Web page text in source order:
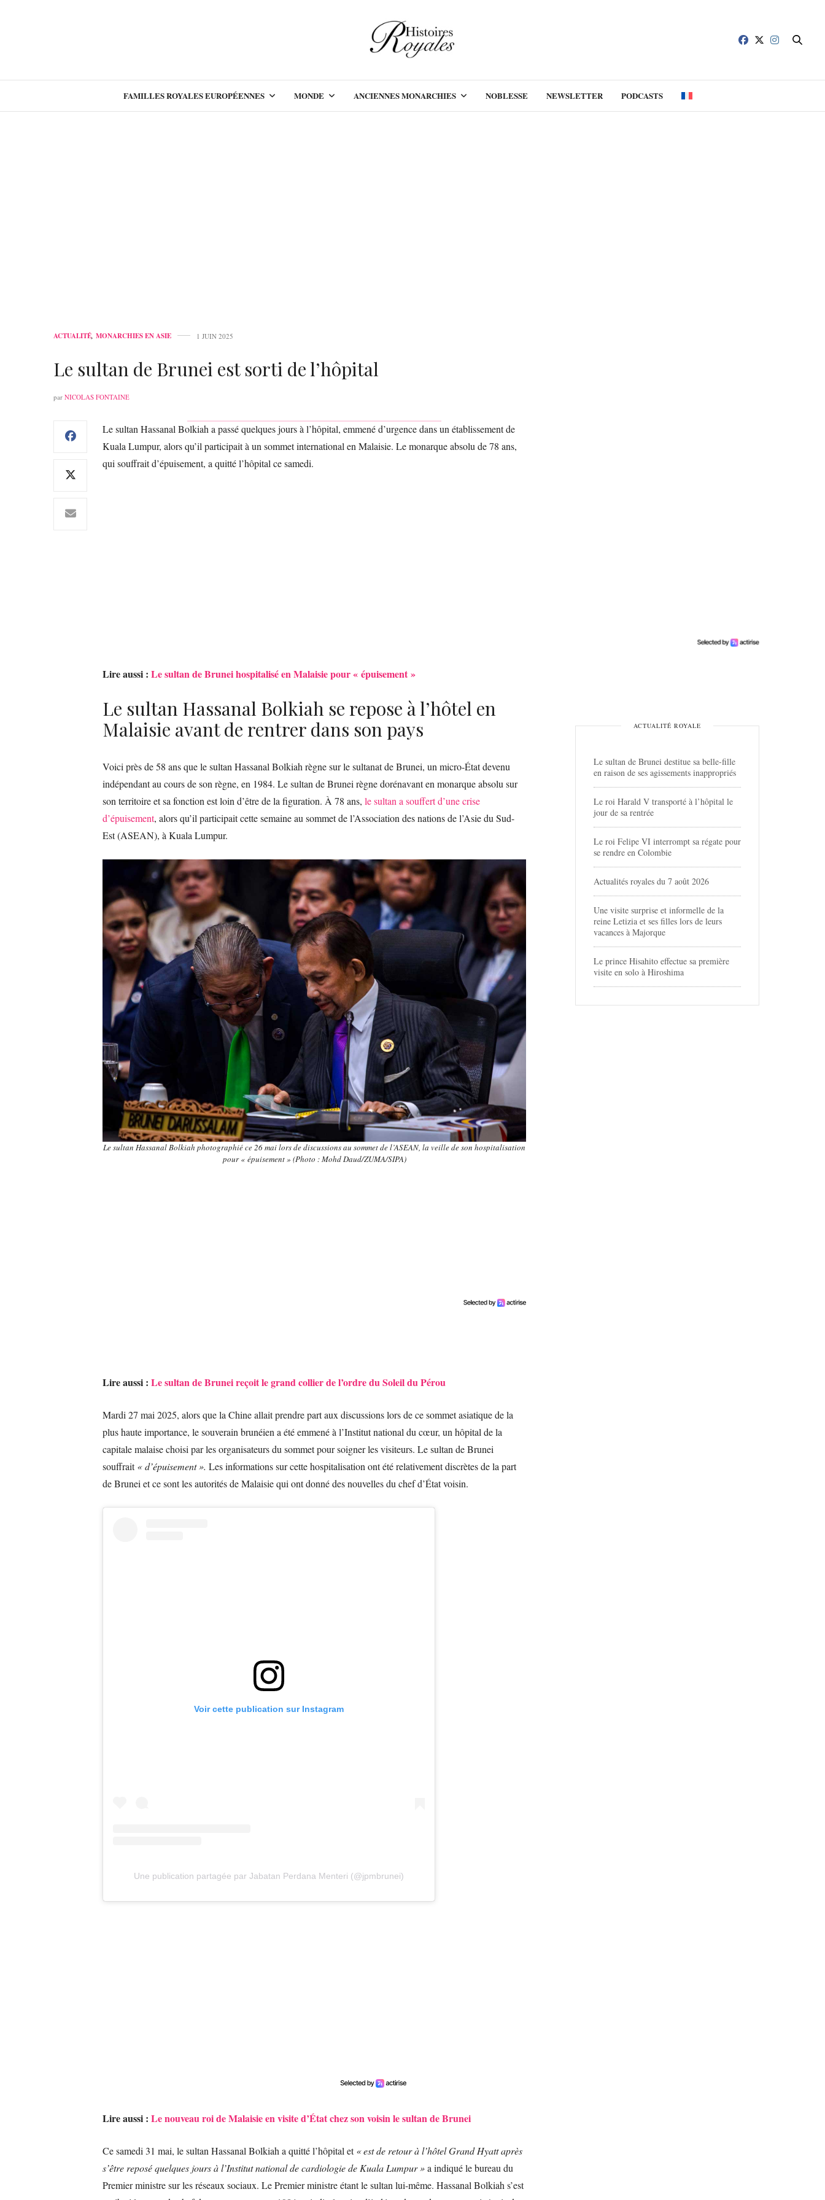
FAMILLES ROYALES EUROPÉENNES MONDE ANCIENNES MONARCHIES NOBLESSE NEWSLETTER PODCASTS
ACTUALITÉ, MONARCHIES EN ASIE 1 JUIN 2025
Le sultan de Brunei est sorti de l’hôpital
par NICOLAS FONTAINE
Le sultan Hassanal Bolkiah a passé quelques jours à l’hôpital, emmené d’urgence dans un établissement de
Kuala Lumpur, alors qu’il participait à un sommet international en Malaisie. Le monarque absolu de 78 ans,
qui souffrait d’épuisement, a quitté l’hôpital ce samedi.
Lire aussi : Le sultan de Brunei hospitalisé en Malaisie pour « épuisement »
Le sultan Hassanal Bolkiah se repose à l’hôtel en
Malaisie avant de rentrer dans son pays
Voici près de 58 ans que le sultan Hassanal Bolkiah règne sur le sultanat de Brunei, un micro-État devenu
indépendant au cours de son règne, en 1984. Le sultan de Brunei règne dorénavant en monarque absolu sur
son territoire et sa fonction est loin d’être de la figuration. À 78 ans, le sultan a souffert d’une crise
d’épuisement, alors qu’il participait cette semaine au sommet de l’Association des nations de l’Asie du Sud-
Est (ASEAN), à Kuala Lumpur.
Le sultan Hassanal Bolkiah photographié ce 26 mai lors de discussions au sommet de l’ASEAN, la veille de son hospitalisation
pour « épuisement » (Photo : Mohd Daud/ZUMA/SIPA)
Lire aussi : Le sultan de Brunei reçoit le grand collier de l’ordre du Soleil du Pérou
Mardi 27 mai 2025, alors que la Chine allait prendre part aux discussions lors de ce sommet asiatique de la
plus haute importance, le souverain brunéien a été emmené à l’Institut national du cœur, un hôpital de la
capitale malaise choisi par les organisateurs du sommet pour soigner les visiteurs. Le sultan de Brunei
souffrait« d’épuisement ». Les informations sur cette hospitalisation ont été relativement discrètes de la part
de Brunei et ce sont les autorités de Malaisie qui ont donné des nouvelles du chef d’État voisin.
Voir cette publication sur Instagram
Une publication partagée par Jabatan Perdana Menteri (@jpmbrunei)
Lire aussi : Le nouveau roi de Malaisie en visite d’État chez son voisin le sultan de Brunei
Ce samedi 31 mai, le sultan Hassanal Bolkiah a quitté l’hôpital et« est de retour à l’hôtel Grand Hyatt après
s’être reposé quelques jours à l’Institut national de cardiologie de Kuala Lumpur »a indiqué le bureau du
Premier ministre sur les réseaux sociaux. Le Premier ministre étant le sultan lui-même. Hassanal Bolkiah s’est
ACTUALITÉ ROYALE
Le sultan de Brunei destitue sa belle-fille
en raison de ses agissements inappropriés
Le roi Harald V transporté à l’hôpital le
jour de sa rentrée
Le roi Felipe VI interrompt sa régate pour
se rendre en Colombie
Actualités royales du 7 août 2026
Une visite surprise et informelle de la
reine Letizia et ses filles lors de leurs
vacances à Majorque
Le prince Hisahito effectue sa première
visite en solo à Hiroshima